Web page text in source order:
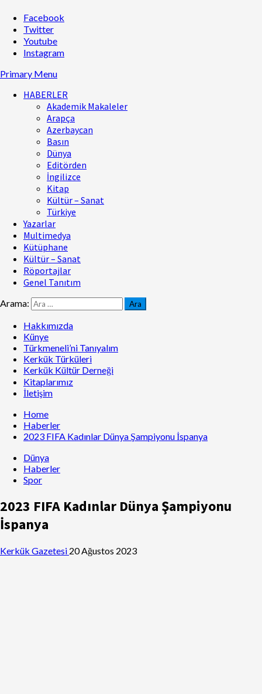
Facebook
Twitter
Youtube
Instagram
Primary Menu
HABERLER
Akademik Makaleler
Arapça
Azerbaycan
Basın
Dünya
Editörden
İngilizce
Kitap
Kültür – Sanat
Türkiye
Yazarlar
Multimedya
Kütüphane
Kültür – Sanat
Röportajlar
Genel Tanıtım
Arama:
Hakkımızda
Künye
Türkmeneli’ni Tanıyalım
Kerkük Türküleri
Kerkük Kültür Derneği
Kitaplarımız
İletişim
Home
Haberler
2023 FIFA Kadınlar Dünya Şampiyonu İspanya
Dünya
Haberler
Spor
2023 FIFA Kadınlar Dünya Şampiyonu
İspanya
Kerkük Gazetesi 20 Ağustos 2023